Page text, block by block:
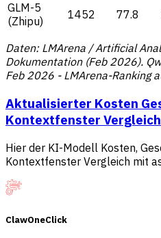
GLM-5
(Zhipu)
1452 77.8
Daten: LMArena / Artificial
Dokumentation (Feb 2026).
Feb 2026 - LMArena-Ranking
Aktualisierter Kosten
Kontextfenster Vergleich
Hier der KI-Modell Kosten,
Kontextfenster Vergleich mit
ClawOneClick